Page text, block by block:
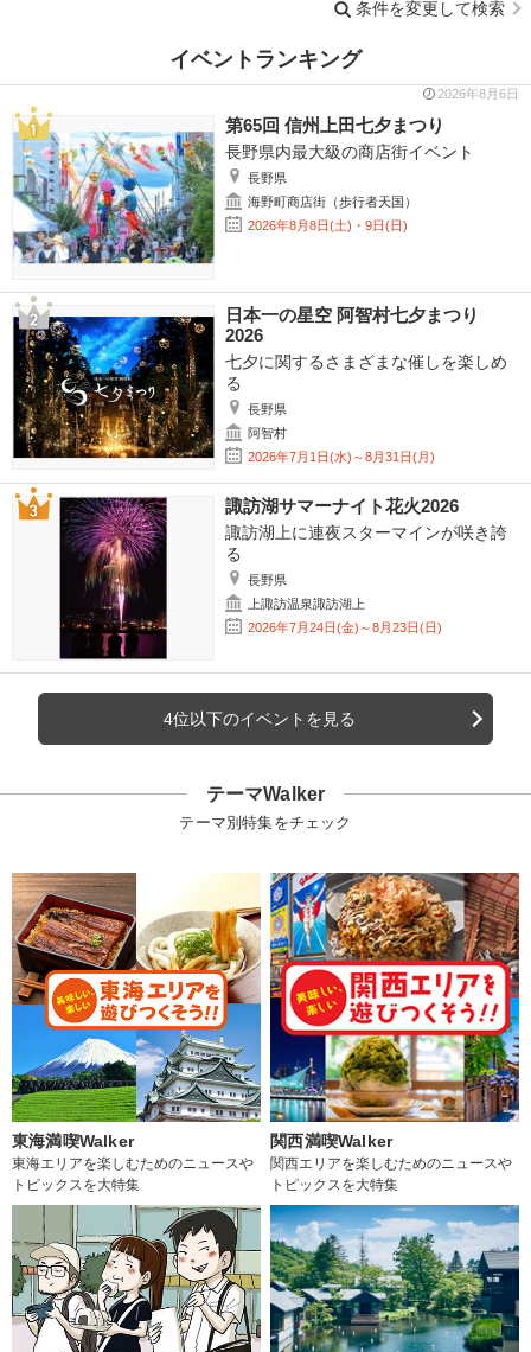
条件を変更して検索
イベントランキング
2026年8月6日
第65回 信州上田七夕まつり
長野県内最大級の商店街イベント
長野県
海野町商店街（歩行者天国）
2026年8月8日(土)・9日(日)
日本一の星空 阿智村七夕まつり
2026
七夕に関するさまざまな催しを楽しめ
る
長野県
阿智村
2026年7月1日(水)～8月31日(月)
諏訪湖サマーナイト花火2026
諏訪湖上に連夜スターマインが咲き誇
る
長野県
上諏訪温泉諏訪湖上
2026年7月24日(金)～8月23日(日)
4位以下のイベントを見る
テーマWalker
テーマ別特集をチェック
東海満喫Walker
東海エリアを楽しむためのニュースや
トピックスを大特集
関西満喫Walker
関西エリアを楽しむためのニュースや
トピックスを大特集